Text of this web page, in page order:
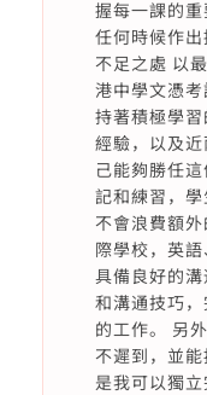
握每一課的
任何時候作
不足之處 以
港中學文憑
持著積極學
經驗，以及
己能夠勝任
記和練習，
不會浪費額
際學校，英
具備良好的
和溝通技巧
的工作。 另
不遲到，並
是我可以獨